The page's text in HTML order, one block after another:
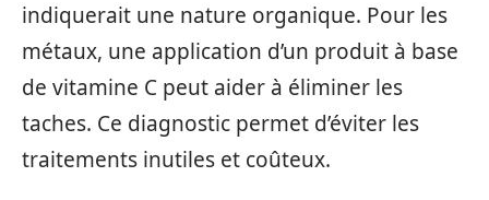
indiquerait une nature organique. Pour les
métaux, une application d’un produit à base
de vitamine C peut aider à éliminer les
taches. Ce diagnostic permet d’éviter les
traitements inutiles et coûteux.